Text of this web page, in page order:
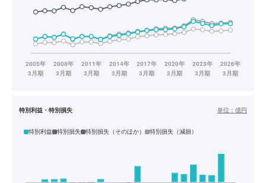
特別利益・特別損失 単位： 億円
特別利益 特別損失 特別損失（そのほか） 特別損失（減損）